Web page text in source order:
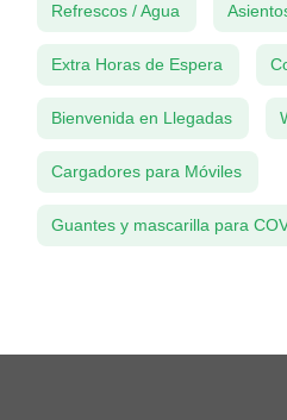
Refrescos / Agua
Extra Horas de Espera
Bienvenida en Llegadas
Cargadores para Móviles
Guantes y mascarilla para